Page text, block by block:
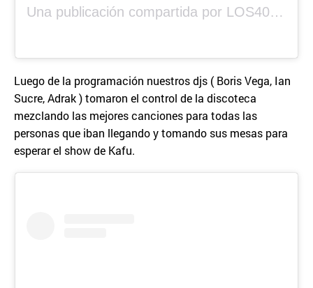
Una publicación compartida por LOS40 Panamá (@los40panama)
Luego de la programación nuestros djs ( Boris Vega, Ian
Sucre, Adrak ) tomaron el control de la discoteca
mezclando las mejores canciones para todas las
personas que iban llegando y tomando sus mesas para
esperar el show de Kafu.